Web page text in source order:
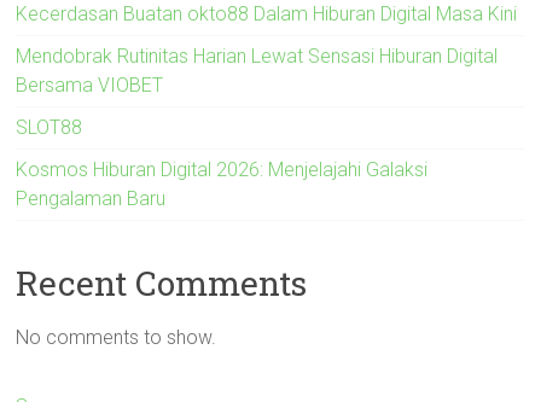
Kecerdasan Buatan okto88 Dalam Hiburan Digital Masa Kini
Mendobrak Rutinitas Harian Lewat Sensasi Hiburan Digital
Bersama VIOBET
SLOT88
Kosmos Hiburan Digital 2026: Menjelajahi Galaksi
Pengalaman Baru
Recent Comments
No comments to show.